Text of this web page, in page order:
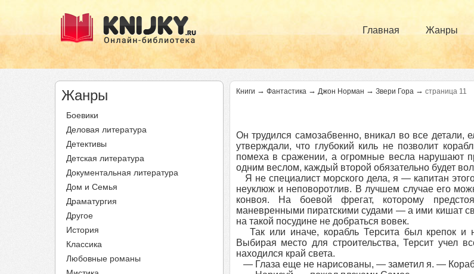
Главная Жанры
Жанры
Боевики
Деловая литература
Детективы
Детская литература
Документальная литература
Дом и Семья
Драматургия
Другое
История
Классика
Любовные романы
Книги → Фантастика → Джон Норман → Звери Гора → страница 11
Он трудился самозабвенно, вникал во все
утверждали, что глубокий киль не позволит
помеха в сражении, а огромные весла нарушают
одним веслом, каждый второй обязательно будет
Я не специалист морского дела, я — капитан
неуклюж и неповоротлив. В лучшем случае его
конвоя. На боевой фрегат, которому
маневренными пиратскими судами — а ими кишат
на такой посудине не добраться вовек.
Так или иначе, корабль Терсита был крепок и
Выбирая место для строительства, Терсит учел
находился край света.
— Глаза еще не нарисованы, — заметил я. —